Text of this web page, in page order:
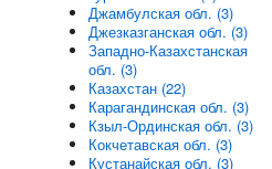
Джамбулская обл. (3)
Джезказганская обл. (3)
Западно-Казахстанская
обл. (3)
Казахстан (22)
Карагандинская обл. (3)
Кзыл-Ординская обл. (3)
Кокчетавская обл. (3)
Кустанайская обл. (3)